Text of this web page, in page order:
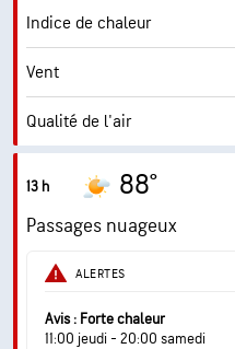
Visibilité
Plafond nuageux
Indice de chaleur
Vent
Qualité de l'air
Indice UV maximal
Rafales
Humidité
Point de rosée
13 h 88°
Passages nuageux
ALERTES
Avis : Forte chaleur
11:00 jeudi - 20:00 samedi